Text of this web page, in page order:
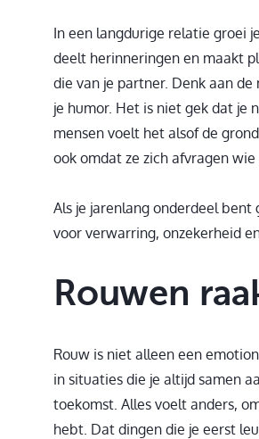
In een langdurige relatie groei
deelt herinneringen en maakt
die van je partner. Denk aan
je humor. Het is niet gek dat je
mensen voelt het alsof de
ook omdat ze zich afvragen
Als je jarenlang onderdeel bent
voor verwarring, onzekerheid
Rouwen
Rouw is niet alleen een
in situaties die je altijd samen
toekomst. Alles voelt anders,
hebt. Dat dingen die je eerst